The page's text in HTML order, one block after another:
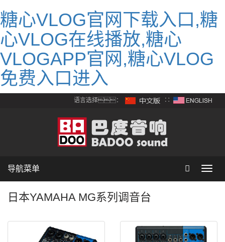
糖心VLOG官网下载入口,糖
心VLOG在线播放,糖心
VLOGAPP官网,糖心VLOG
免费入口进入
语言选择： ∷
导航菜单
日本YAMAHA MG系列调音台